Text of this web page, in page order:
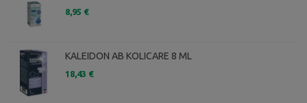
8,95 €
KALEIDON AB KOLICARE 8 ML
18,43 €